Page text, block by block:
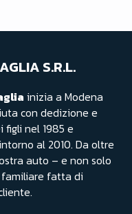
S.R.L.
inizia a Modena
con dedizione e
nel 1985 e
al 2010. Da oltre
auto – e non solo
fatta di